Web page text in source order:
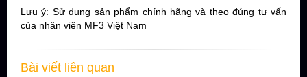
Lưu ý: Sử dụng sản phẩm chính hãng và theo đúng tư vấn
của nhân viên MF3 Việt Nam
Bài viết liên quan